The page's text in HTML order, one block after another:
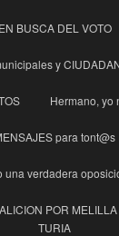
EN BUSCA DEL VOTO
y
Hermano, yo
para tont@s
una verdadera
POR
TURIA